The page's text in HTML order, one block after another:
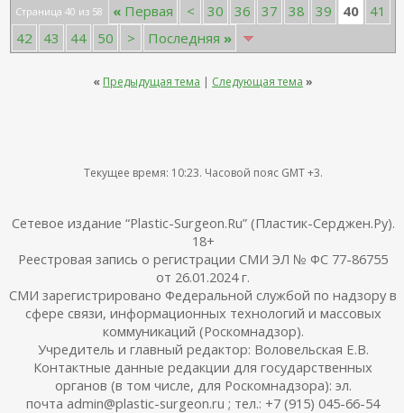
Страница 40 из 58 « Первая < 30 36 37 38 39 40
41
42
43 44 50 > Последняя »
« Предыдущая тема | Следующая тема »
Текущее время: 10:23. Часовой пояс GMT +3.
Сетевое издание “Plastic-Surgeon.Ru” (Пластик-Серджен.Ру).
18+
Реестровая запись о регистрации СМИ ЭЛ № ФС 77-86755
от 26.01.2024 г.
СМИ зарегистрировано Федеральной службой по надзору в
сфере связи, информационных технологий и массовых
коммуникаций (Роскомнадзор).
Учредитель и главный редактор: Воловельская Е.В.
Контактные данные редакции для государственных
органов (в том числе, для Роскомнадзора): эл.
почта admin@plastic-surgeon.ru ; тел.: +7 (915) 045-66-54